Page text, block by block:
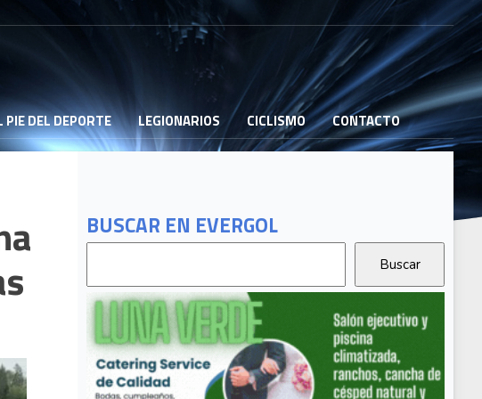
PIE DEL DEPORTE LEGIONARIOS CICLISMO CONTACTO
BUSCAR EN EVERGOL